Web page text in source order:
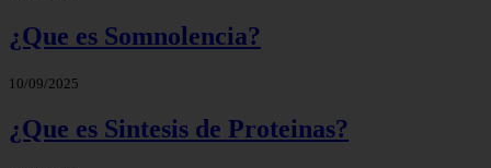
¿Que es Somnolencia?
10/09/2025
¿Que es Sintesis de Proteinas?